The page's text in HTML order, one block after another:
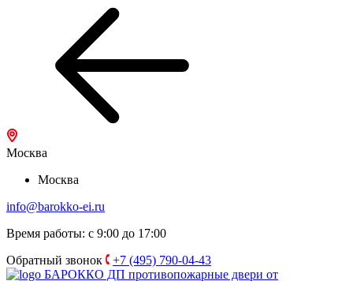
Москва
Москва
info@barokko-ei.ru
Время работы: с 9:00 до 17:00
Обратный звонок
+7 (495) 790-04-43
БАРОККО ДП противопожарные двери от